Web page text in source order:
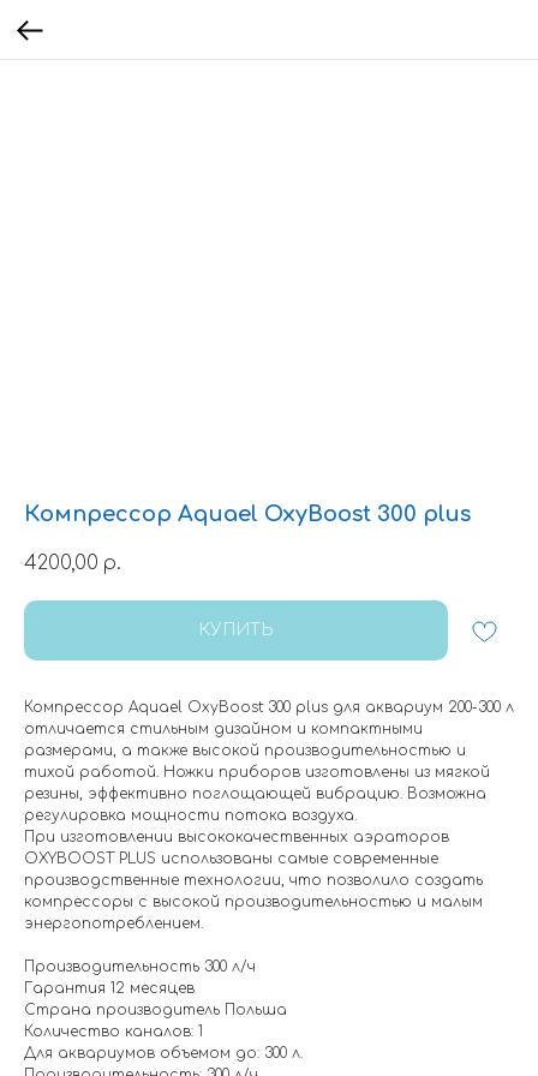
Компрессор Aquael OxyBoost 300 plus
4200,00 р.
КУПИТЬ
Компрессор Aquael OxyBoost 300 plus для аквариум 200-300 л
отличается стильным дизайном и компактными
размерами, а также высокой производительностью и
тихой работой. Ножки приборов изготовлены из мягкой
резины, эффективно поглощающей вибрацию. Возможна
регулировка мощности потока воздуха.
При изготовлении высококачественных аэраторов
OXYBOOST PLUS использованы самые современные
производственные технологии, что позволило создать
компрессоры с высокой производительностью и малым
энергопотреблением.
Производительность 300 л/ч
Гарантия 12 месяцев
Страна производитель Польша
Количество каналов: 1
Для аквариумов объемом до: 300 л.